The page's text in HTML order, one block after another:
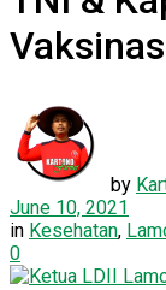
by
June 10, 2021
in Kesehatan,
0